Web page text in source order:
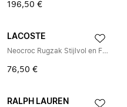
196,50 €
LACOSTE
Neocroc Rugzak Stijlvol en Functioneel
76,50 €
RALPH LAUREN